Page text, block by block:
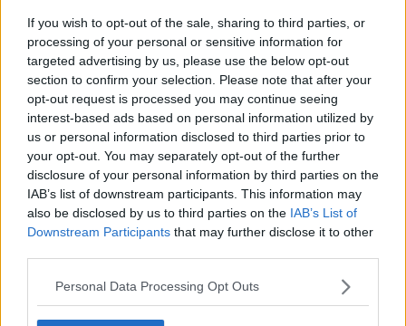
If you wish to opt-out of the sale, sharing to third parties, or
processing of your personal or sensitive information for
targeted advertising by us, please use the below opt-out
section to confirm your selection. Please note that after your
opt-out request is processed you may continue seeing
interest-based ads based on personal information utilized by
us or personal information disclosed to third parties prior to
your opt-out. You may separately opt-out of the further
disclosure of your personal information by third parties on the
IAB’s list of downstream participants. This information may
also be disclosed by us to third parties on the IAB’s List of
Downstream Participants that may further disclose it to other
Personal Data Processing Opt Outs
Fiamme divorano un capannone industriale
Operazione anti caporalato, stop a 8 attività
Nel nuovo Distretto la Casa di Comunità
Comunali, Palandri nuovo sindaco a Poggio a
Caiano
Amministrative, urne chiuse, affluenza e spoglio
Concorso Legalità, le scuole vincenti nel Pratese